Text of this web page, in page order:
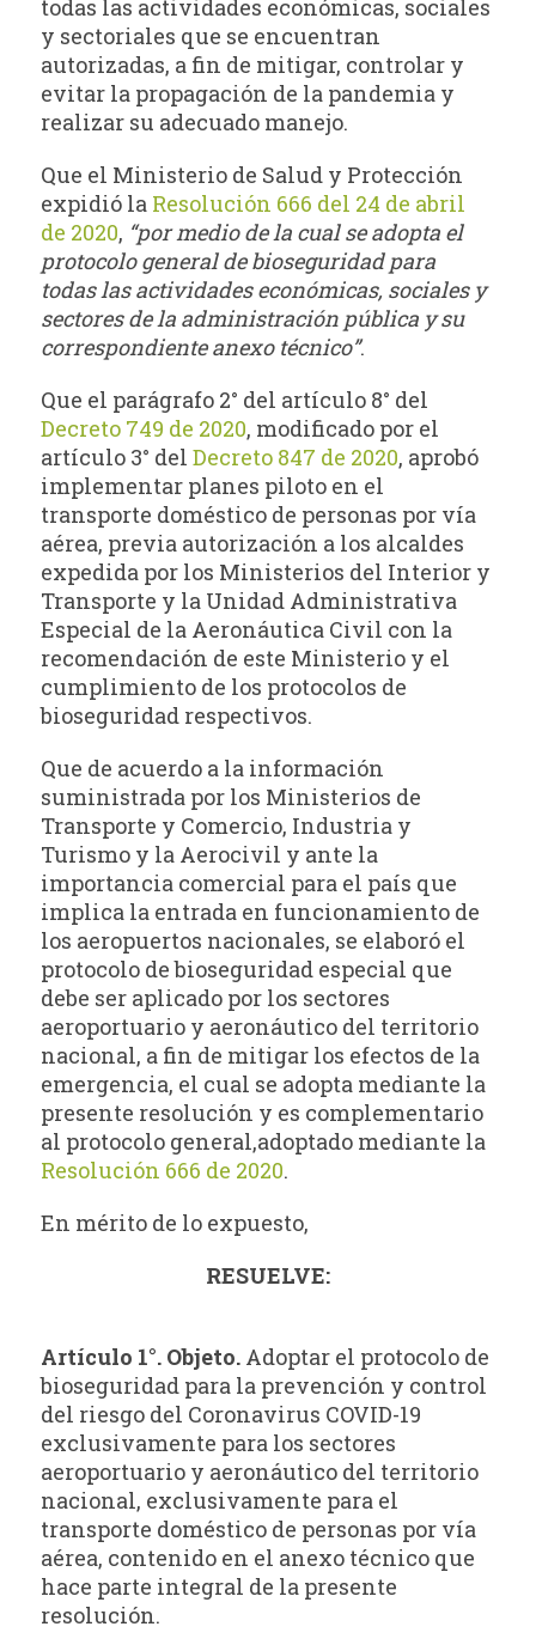
todas las actividades económicas, sociales
y sectoriales que se encuentran
autorizadas, a fin de mitigar, controlar y
evitar la propagación de la pandemia y
realizar su adecuado manejo.
Que el Ministerio de Salud y Protección
expidió la Resolución 666 del 24 de abril
de 2020, “por medio de la cual se adopta el
protocolo general de bioseguridad para
todas las actividades económicas, sociales y
sectores de la administración pública y su
correspondiente anexo técnico”.
Que el parágrafo 2° del artículo 8° del
Decreto 749 de 2020, modificado por el
artículo 3° delDecreto 847 de 2020, aprobó
implementar planes piloto en el
transporte doméstico de personas por vía
aérea, previa autorización a los alcaldes
expedida por los Ministerios del Interior y
Transporte y la Unidad Administrativa
Especial de la Aeronáutica Civil con la
recomendación de este Ministerio y el
cumplimiento de los protocolos de
bioseguridad respectivos.
Que de acuerdo a la información
suministrada por los Ministerios de
Transporte y Comercio, Industria y
Turismo y la Aerocivil y ante la
importancia comercial para el país que
implica la entrada en funcionamiento de
los aeropuertos nacionales, se elaboró el
protocolo de bioseguridad especial que
debe ser aplicado por los sectores
aeroportuario y aeronáutico del territorio
nacional, a fin de mitigar los efectos de la
emergencia, el cual se adopta mediante la
presente resolución y es complementario
al protocolo general,adoptado mediante la
Resolución 666 de 2020.
En mérito de lo expuesto,
RESUELVE:
Artículo 1°. Objeto. Adoptar el protocolo de
bioseguridad para la prevención y control
del riesgo del Coronavirus COVID-19
exclusivamente para los sectores
aeroportuario y aeronáutico del territorio
nacional, exclusivamente para el
transporte doméstico de personas por vía
aérea, contenido en el anexo técnico que
hace parte integral de la presente
resolución.